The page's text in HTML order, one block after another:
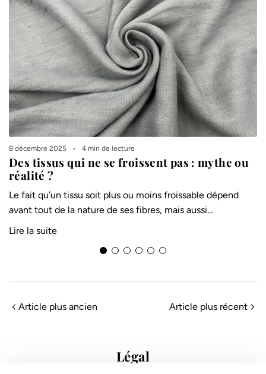
8 décembre 2025 4 min de lecture
Des tissus qui ne se froissent pas : mythe ou
réalité ?
Le fait qu’un tissu soit plus ou moins froissable dépend
avant tout de la nature de ses fibres, mais aussi...
Lire la suite
Article plus ancien Article plus récent
Légal